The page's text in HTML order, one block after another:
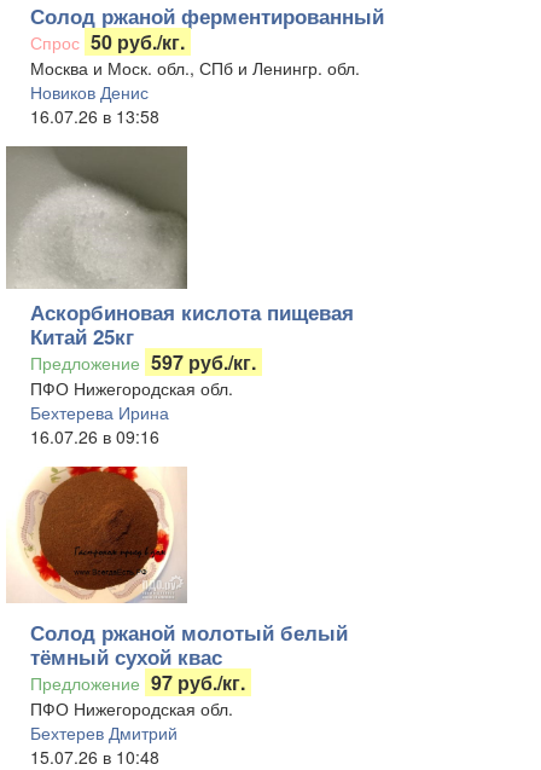
Солод ржаной ферментированный
Спрос 50 руб./кг.
Москва и Моск. обл., СПб и Ленингр. обл.
Новиков Денис
16.07.26 в 13:58
Аскорбиновая кислота пищевая
Китай 25кг
Предложение 597 руб./кг.
ПФО Нижегородская обл.
Бехтерева Ирина
16.07.26 в 09:16
Солод ржаной молотый белый
тёмный сухой квас
Предложение 97 руб./кг.
ПФО Нижегородская обл.
Бехтерев Дмитрий
15.07.26 в 10:48